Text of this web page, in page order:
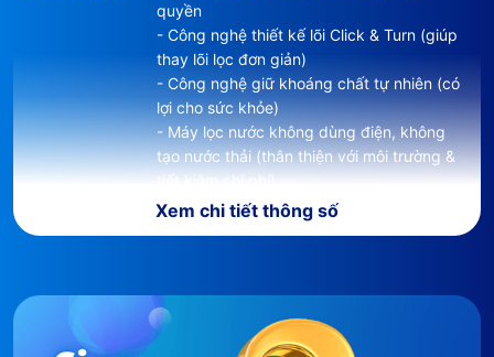
2. Thông số kỹ thuật củaMáy
Lọc Nước AQUAPHOR
CRYSTAL ECO H
quyền
- Công nghệ thiết kế lõi Click & Turn (giúp
thay lõi lọc đơn giản)
- Công nghệ giữ khoáng chất tự nhiên (có
lợi cho sức khỏe)
- Máy lọc nước không dùng điện, không
tạo nước thải (thân thiện với môi trường &
tiết kiệm chi phí)
- Phù hợp mọi không gian: Máy lọc nước
âm tủ bếp; Máy lọc nước lắp dưới bồn rửa;
đầu vào:
4.4°C - cao nhất 38°C
Xem chi tiết thông số